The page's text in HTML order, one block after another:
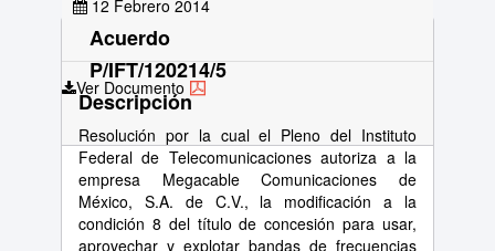
12 Febrero 2014
Ver Documento
Acuerdo
P/IFT/120214/5
Descripción
Resolución por la cual el Pleno del Instituto
Federal de Telecomunicaciones autoriza a la
empresa Megacable Comunicaciones de
México, S.A. de C.V., la modificación a la
condición 8 del título de concesión para usar,
aprovechar y explotar bandas de frecuencias